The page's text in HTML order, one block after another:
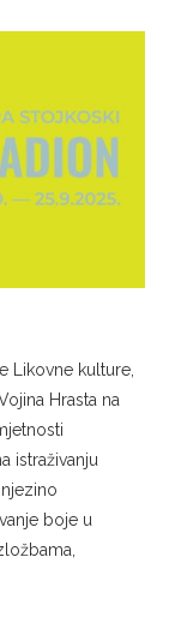
Likovne kulture,
Hrasta na
istraživanju
boje u